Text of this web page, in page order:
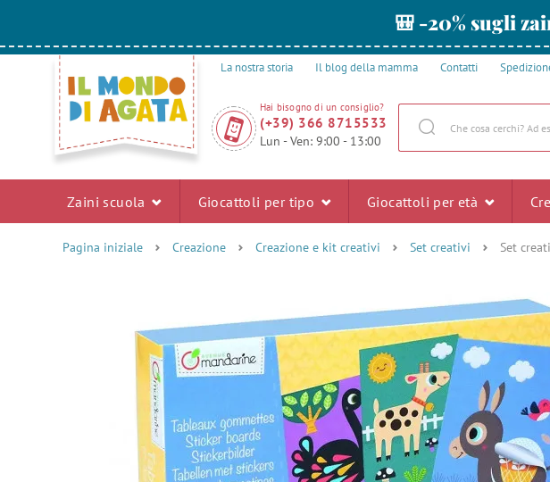
🎒 -20% sugli
La nostra storia Il blog della mamma Contatti
Hai bisogno di un consiglio?
(+39) 366 8715533
Lun - Ven: 9:00 - 13:00
Zaini scuola Giocattoli per tipo Giocattoli per età
Pagina iniziale Creazione Creazione e kit creativi Set creativi Set